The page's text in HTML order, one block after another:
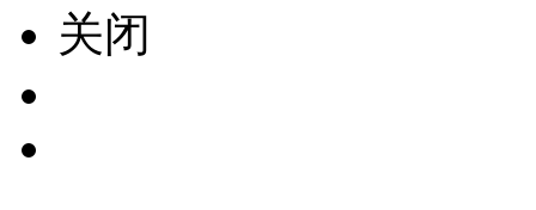
关闭